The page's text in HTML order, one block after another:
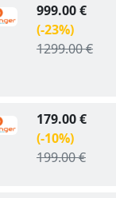
999.00 €
(-23%)
1299.00 €
179.00 €
(-10%)
199.00 €